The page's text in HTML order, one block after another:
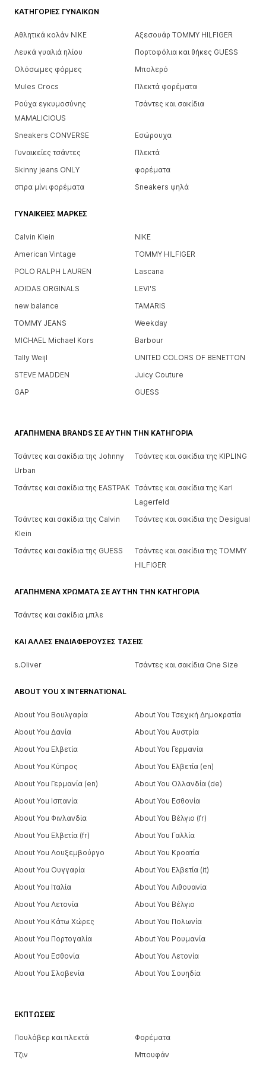
ΚΑΤΗΓΟΡΊΕΣ ΓΥΝΑΙΚΏΝ
Αθλητικά κολάν NIKE
Αξεσουάρ TOMMY HILFIGER
Λευκά γυαλιά ηλίου
Πορτοφόλια και θήκες GUESS
Ολόσωμες φόρμες
Μπολερό
Mules Crocs
Πλεκτά φορέματα
Ρούχα εγκυμοσύνης
MAMALICIOUS
Τσάντες και σακίδια
Sneakers CONVERSE
Εσώρουχα
Γυναικείες τσάντες
Πλεκτά
Skinny jeans ONLY
φορέματα
σπρα μίνι φορέματα
Sneakers ψηλά
ΓΥΝΑΙΚΕΊΕΣ ΜΆΡΚΕΣ
Calvin Klein
NIKE
American Vintage
TOMMY HILFIGER
POLO RALPH LAUREN
Lascana
ADIDAS ORGINALS
LEVI'S
new balance
TAMARIS
TOMMY JEANS
Weekday
MICHAEL Michael Kors
Barbour
Tally Weijl
UNITED COLORS OF BENETTON
STEVE MADDEN
Juicy Couture
GAP
GUESS
ΕΚΠΤΏΣΕΙΣ
Πουλόβερ και πλεκτά
Φορέματα
Τζιν
Μπουφάν
ΑΓΑΠΗΜΈΝΑ BRANDS ΣΕ ΑΥΤΉΝ ΤΗΝ ΚΑΤΗΓΟΡΊΑ
Τσάντες και σακίδια της Johnny
Urban
Τσάντες και σακίδια της KIPLING
Τσάντες και σακίδια της EASTPAK Τσάντες και σακίδια της Karl
Lagerfeld
Τσάντες και σακίδια της Calvin
Klein
Τσάντες και σακίδια της Desigual
Τσάντες και σακίδια της GUESS
Τσάντες και σακίδια της TOMMY
HILFIGER
ΑΓΑΠΗΜΈΝΑ ΧΡΏΜΑΤΑ ΣΕ ΑΥΤΉΝ ΤΗΝ ΚΑΤΗΓΟΡΊΑ
Τσάντες και σακίδια μπλε
ΚΑΙ ΆΛΛΕΣ ΕΝΔΙΑΦΈΡΟΥΣΕΣ ΤΆΣΕΙΣ
s.Oliver Τσάντες και σακίδια One Size
ABOUT YOU X INTERNATIONAL
About You Βουλγαρία
About You Τσεχική Δημοκρατία
About You Δανία
About You Αυστρία
About You Ελβετία
About You Γερμανία
About You Κύπρος
About You Ελβετία (en)
About You Γερμανία (en)
About You Ολλανδία (de)
About You Ισπανία
About You Εσθονία
About You Φινλανδία
About You Βέλγιο (fr)
About You Ελβετία (fr)
About You Γαλλία
About You Λουξεμβούργο
About You Κροατία
About You Ουγγαρία
About You Ελβετία (it)
About You Ιταλία
About You Λιθουανία
About You Λετονία
About You Βέλγιο
About You Κάτω Χώρες
About You Πολωνία
About You Πορτογαλία
About You Ρουμανία
About You Εσθονία
About You Λετονία
About You Σλοβενία
About You Σουηδία